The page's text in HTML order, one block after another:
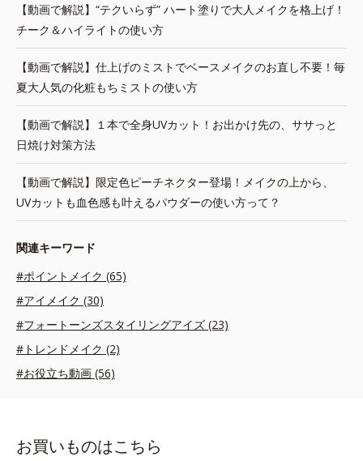
【動画で解説】“テクいらず” ハート塗りで大人メイクを格上げ！
チーク＆ハイライトの使い方
【動画で解説】仕上げのミストでベースメイクのお直し不要！毎
夏大人気の化粧もちミストの使い方
【動画で解説】１本で全身UVカット！お出かけ先の、ササっと
日焼け対策方法
【動画で解説】限定色ピーチネクター登場！メイクの上から、
UVカットも血色感も叶えるパウダーの使い方って？
関連キーワード
#ポイントメイク (65)
#アイメイク (30)
#フォートーンズスタイリングアイズ (23)
#トレンドメイク (2)
#お役立ち動画 (56)
お買いものはこちら